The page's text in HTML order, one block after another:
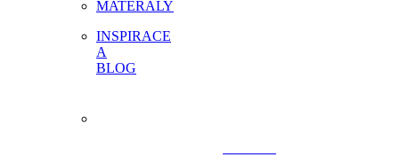
MATERÁLY
INSPIRACE
A
BLOG